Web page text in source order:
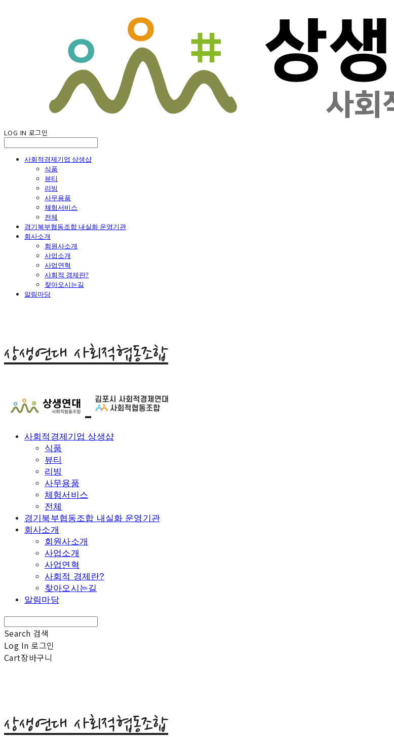
LOG IN 로그인
사회적경제기업 상생샵
식품
뷰티
리빙
사무용품
체험서비스
전체
경기북부협동조합 내실화 운영기관
회사소개
회원사소개
사업소개
사업연혁
사회적 경제란?
찾아오시는길
알림마당
상생연대 사회적협동조합
사회적경제기업 상생샵
식품
뷰티
리빙
사무용품
체험서비스
전체
경기북부협동조합 내실화 운영기관
회사소개
회원사소개
사업소개
사업연혁
사회적 경제란?
찾아오시는길
알림마당
Search 검색
Log In 로그인
Cart장바구니
상생연대 사회적협동조합